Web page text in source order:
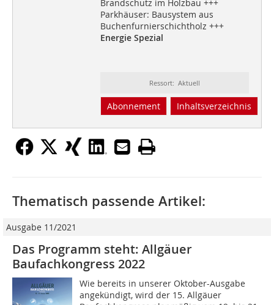
Brandschutz im Holzbau +++
Parkhäuser: Bausystem aus
Buchenfurnierschichtholz +++
Energie Spezial
Ressort: Aktuell
Abonnement Inhaltsverzeichnis
Thematisch passende Artikel:
Ausgabe 11/2021
Das Programm steht: Allgäuer
Baufachkongress 2022
Wie bereits in unserer Oktober-Ausgabe
angekündigt, wird der 15. Allgäuer